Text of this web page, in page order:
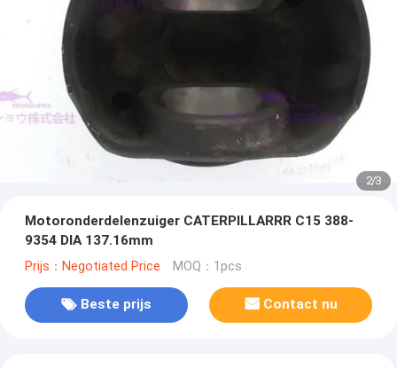
2/3
Motoronderdelenzuiger CATERPILLARRR C15 388-
9354 DIA 137.16mm
Prijs：Negotiated Price MOQ：1pcs
Beste prijs Contact nu